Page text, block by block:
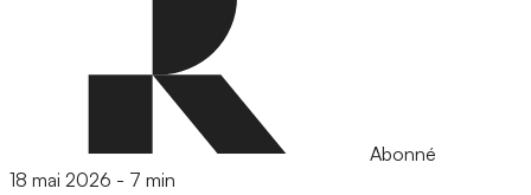
Abonné
18 mai 2026 - 7 min